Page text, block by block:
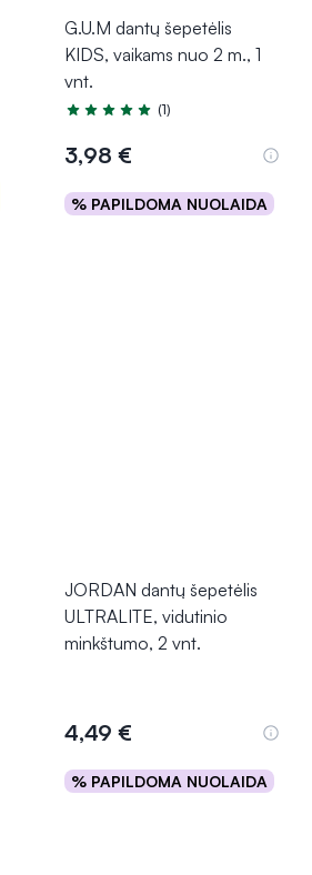
G.U.M dantų šepetėlis
KIDS, vaikams nuo 2 m., 1
vnt.
Įvertinimas 5.0 iš 5
(1)
3,98 €
% PAPILDOMA NUOLAIDA
Į krepšelį
JORDAN dantų šepetėlis
ULTRALITE, vidutinio
minkštumo, 2 vnt.
4,49 €
% PAPILDOMA NUOLAIDA
Į krepšelį